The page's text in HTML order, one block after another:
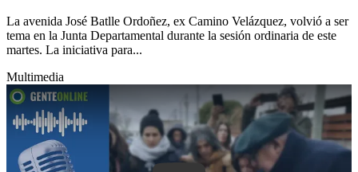
La avenida José Batlle Ordoñez, ex Camino Velázquez, volvió a ser
tema en la Junta Departamental durante la sesión ordinaria de este
martes. La iniciativa para...
Multimedia